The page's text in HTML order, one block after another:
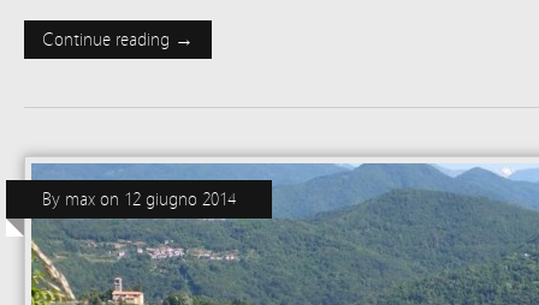
Continue reading →
By max on 12 giugno 2014